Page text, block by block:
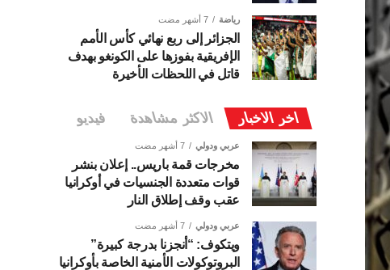
رياضة 7 أشهر مضت
الجزائر إلى ربع نهائي كأس الأمم
الإفريقية بفوزها على الكونغو بهدف
قاتل في اللحظات الأخيرة
اخر الاخبار الاكثر مشاهدة فيديو
عربي ودولي 7 أشهر مضت
مخرجات قمة باريس.. إعلان بنشر
قوات متعددة الجنسيات في أوكرانيا
عقب وقف إطلاق النار
عربي ودولي 7 أشهر مضت
ويتكوف: “أنجزنا بدرجة كبيرة”
البروتوكولات الأمنية الخاصة بأوكرانيا